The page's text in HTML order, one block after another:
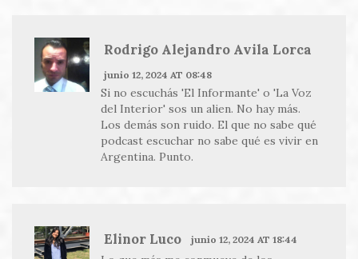
Rodrigo Alejandro Avila Lorca
junio 12, 2024 AT 08:48
Si no escuchás 'El Informante' o 'La Voz
del Interior' sos un alien. No hay más.
Los demás son ruido. El que no sabe qué
podcast escuchar no sabe qué es vivir en
Argentina. Punto.
Elinor Luco junio 12, 2024 AT 18:44